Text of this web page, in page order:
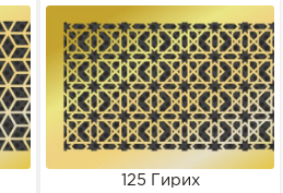
125 Гирих